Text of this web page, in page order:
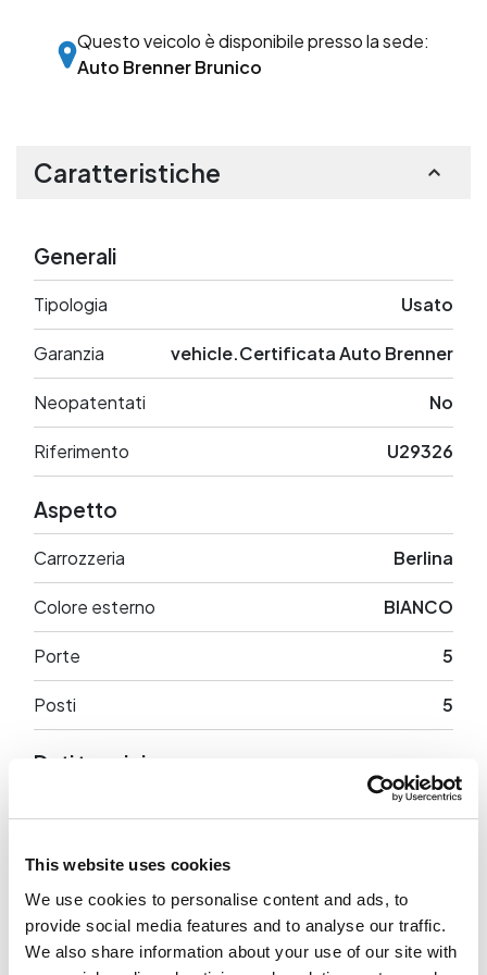
This website uses cookies
We use cookies to personalise content and ads, to
provide social media features and to analyse our traffic.
We also share information about your use of our site with
Questo veicolo è disponibile presso la sede:
Auto Brenner Brunico
Caratteristiche
Generali
Tipologia Usato
Garanzia vehicle.Certificata Auto Brenner
Neopatentati No
Riferimento U29326
Aspetto
Carrozzeria Berlina
Colore esterno BIANCO
Porte 5
Posti 5
Dati tecnici
Potenza
Trazione Anteriore
Peso a vuoto 1463 Kg